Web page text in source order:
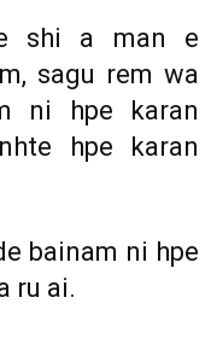
shi a man e
sagu rem wa
ni hpe karan
hpe karan
bainam ni hpe
ru ai.